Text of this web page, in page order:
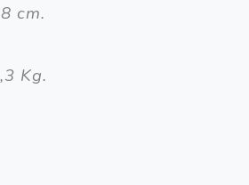
cm.
Kg.